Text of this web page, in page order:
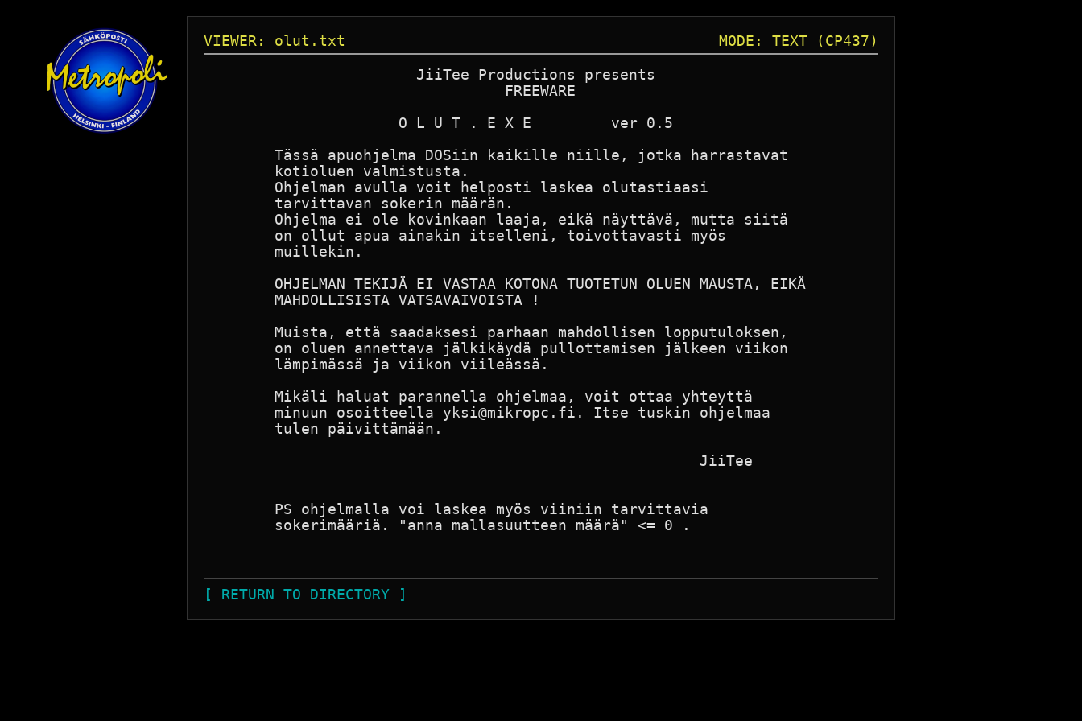
VIEWER: olut.txt
MODE: TEXT (CP437)
                        JiiTee Productions presents
                                  FREEWARE
                      O L U T . E X E         ver 0.5
        Tässä apuohjelma DOSiin kaikille niille, jotka harrastavat
        kotioluen valmistusta.
        Ohjelman avulla voit helposti laskea olutastiaasi
        tarvittavan sokerin määrän.
        Ohjelma ei ole kovinkaan laaja, eikä näyttävä, mutta siitä
        on ollut apua ainakin itselleni, toivottavasti myös
        muillekin.
        OHJELMAN TEKIJÄ EI VASTAA KOTONA TUOTETUN OLUEN MAUSTA, EIKÄ
        MAHDOLLISISTA VATSAVAIVOISTA !
        Muista, että saadaksesi parhaan mahdollisen lopputuloksen,
        on oluen annettava jälkikäydä pullottamisen jälkeen viikon
        lämpimässä ja viikon viileässä.
        Mikäli haluat parannella ohjelmaa, voit ottaa yhteyttä
        minuun osoitteella yksi@mikropc.fi. Itse tuskin ohjelmaa
        tulen päivittämään.
                                                        JiiTee
        PS ohjelmalla voi laskea myös viiniin tarvittavia
        sokerimääriä. "anna mallasuutteen määrä" <= 0 .
[ RETURN TO DIRECTORY ]